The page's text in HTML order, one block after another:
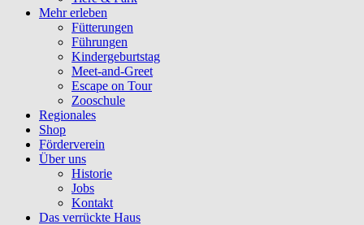
Mehr erleben
Fütterungen
Führungen
Kindergeburtstag
Meet-and-Greet
Escape on Tour
Zooschule
Regionales
Shop
Förderverein
Über uns
Historie
Jobs
Kontakt
Das verrückte Haus